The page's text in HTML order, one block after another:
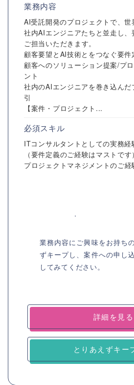
業務内容
AI受託開発のプロジェクトで、
社内AIエンジニアたちと並走し
ご担当いただきます。
顧客要望とAI技術とをつなぐ要件
顧客へのソリューション提案/プ
ント
社内のAIエンジニアを巻き込ん
引
【案件・プロジェクト...
必須スキル
ITコンサルタントとしての実務経
（要件定義のご経験はマストです）
プロジェクトマネジメントのご経
業務内容にご興味をお持ち
ずキープし、案件への申し
してみてください。
詳細を見る
とりあえずキー